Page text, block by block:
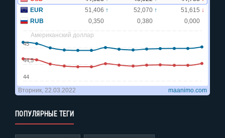
ПОПУЛЯРНЫЕ ТЕГИ